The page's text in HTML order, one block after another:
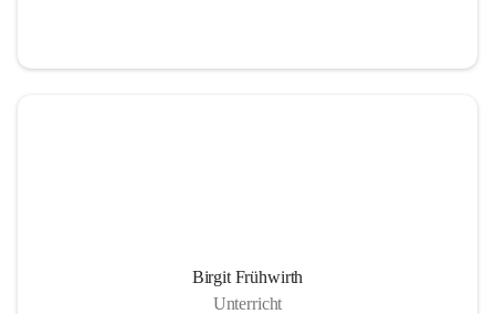
Birgit Frühwirth
Unterricht